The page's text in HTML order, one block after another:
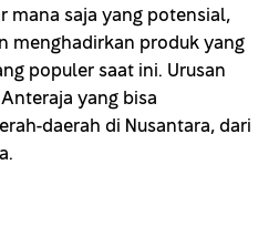
mana saja yang potensial,
menghadirkan produk yang
populer saat ini. Urusan
yang bisa
daerah di Nusantara, dari